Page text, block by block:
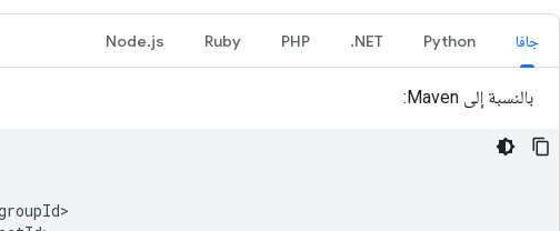
جافا Python
NET.
PHP
Ruby
Node.js
بالنسبة إلى Maven: